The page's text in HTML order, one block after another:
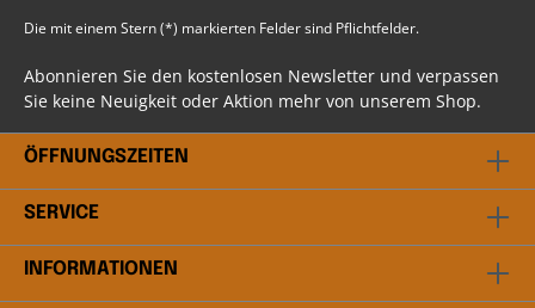
Die mit einem Stern (*) markierten Felder sind Pflichtfelder.
Abonnieren Sie den kostenlosen Newsletter und verpassen
Sie keine Neuigkeit oder Aktion mehr von unserem Shop.
ÖFFNUNGSZEITEN
SERVICE
INFORMATIONEN